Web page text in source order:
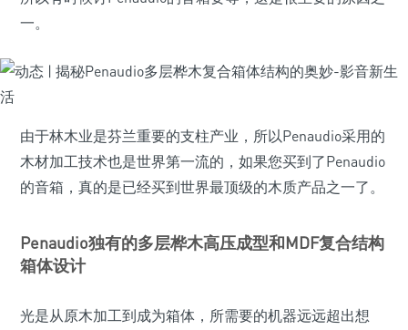
一。
由于林木业是芬兰重要的支柱产业，所以Penaudio采用的
木材加工技术也是世界第一流的，如果您买到了Penaudio
的音箱，真的是已经买到世界最顶级的木质产品之一了。
Penaudio独有的多层桦木高压成型和MDF复合结构
箱体设计
光是从原木加工到成为箱体，所需要的机器远远超出想